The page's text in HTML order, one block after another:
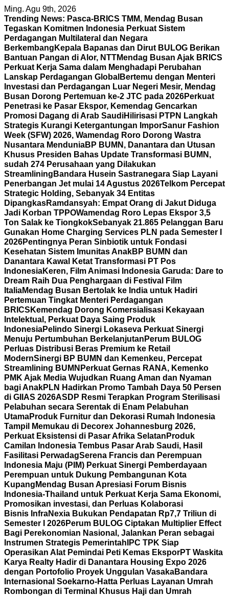
Skip
to
content
Ming. Agu 9th, 2026
Trending News: Pasca-BRICS TMM, Mendag Busan
Tegaskan Komitmen Indonesia Perkuat Sistem
Perdagangan Multilateral dan Negara
Berkembang Kepala Bapanas dan Dirut BULOG Berikan
Bantuan Pangan di Alor, NTTMendag Busan Ajak BRICS
Perkuat Kerja Sama dalam Menghadapi Perubahan
Lanskap Perdagangan Global Bertemu dengan Menteri
Investasi dan Perdagangan Luar Negeri Mesir, Mendag
Busan Dorong Pertemuan ke-2 JTC pada 2026Perkuat
Penetrasi ke Pasar Ekspor, Kemendag Gencarkan
Promosi Dagang di Arab SaudiHilirisasi PTPN Langkah
Strategis Kurangi Ketergantungan ImporSanur Fashion
Week (SFW) 2026, Wamendag Roro Dorong Wastra
Nusantara MenduniaBP BUMN, Danantara dan Utusan
Khusus Presiden Bahas Update Transformasi BUMN,
sudah 274 Perusahaan yang Dilakukan
Streamlining Bandara Husein Sastranegara Siap Layani
Penerbangan Jet mulai 14 Agustus 2026Telkom Percepat
Strategic Holding, Sebanyak 34 Entitas
DipangkasRamdansyah: Empat Orang di Jakut Diduga
Jadi Korban TPPOWamendag Roro Lepas Ekspor 3,5
Ton Salak ke TiongkokSebanyak 21.865 Pelanggan Baru
Gunakan Home Charging Services PLN pada Semester I
2026Pentingnya Peran Sinbiotik untuk Fondasi
Kesehatan Sistem Imunitas AnakBP BUMN dan
Danantara Kawal Ketat Transformasi PT Pos
IndonesiaKeren, Film Animasi Indonesia Garuda: Dare to
Dream Raih Dua Penghargaan di Festival Film
ItaliaMendag Busan Bertolak ke India untuk Hadiri
Pertemuan Tingkat Menteri Perdagangan
BRICS Kemendag Dorong Komersialisasi Kekayaan
Intelektual, Perkuat Daya Saing Produk
IndonesiaPelindo Sinergi Lokaseva Perkuat Sinergi
Menuju Pertumbuhan Berkelanjutan Perum BULOG
Perluas Distribusi Beras Premium ke Retail
ModernSinergi BP BUMN dan Kemenkeu, Percepat
Streamlining BUMN Perkuat Gernas RANA, Kemenko
PMK Ajak Media Wujudkan Ruang Aman dan Nyaman
bagi AnakPLN Hadirkan Promo Tambah Daya 50 Persen
di GIIAS 2026ASDP Resmi Terapkan Program Sterilisasi
Pelabuhan secara Serentak di Enam Pelabuhan
UtamaProduk Furnitur dan Dekorasi Rumah Indonesia
Tampil Memukau di Decorex Johannesburg 2026,
Perkuat Eksistensi di Pasar Afrika Selatan Produk
Camilan Indonesia Tembus Pasar Arab Saudi, Hasil
Fasilitasi PerwadagSerena Francis dan Perempuan
Indonesia Maju (PIM) Perkuat Sinergi Pemberdayaan
Perempuan untuk Dukung Pembangunan Kota
Kupang Mendag Busan Apresiasi Forum Bisnis
Indonesia-Thailand untuk Perkuat Kerja Sama Ekonomi,
Promosikan investasi, dan Perluas Kolaborasi
Bisnis InfraNexia Bukukan Pendapatan Rp7,7 Triliun di
Semester I 2026Perum BULOG Ciptakan Multiplier Effect
Bagi Perekonomian Nasional, Jalankan Peran sebagai
Instrumen Strategis Pemerintah IPC TPK Siap
Operasikan Alat Pemindai Peti Kemas EksporPT Waskita
Karya Realty Hadir di Danantara Housing Expo 2026
dengan Portofolio Proyek Unggulan VasakaBandara
Internasional Soekarno-Hatta Perluas Layanan Umrah
Rombongan di Terminal Khusus Haji dan Umrah